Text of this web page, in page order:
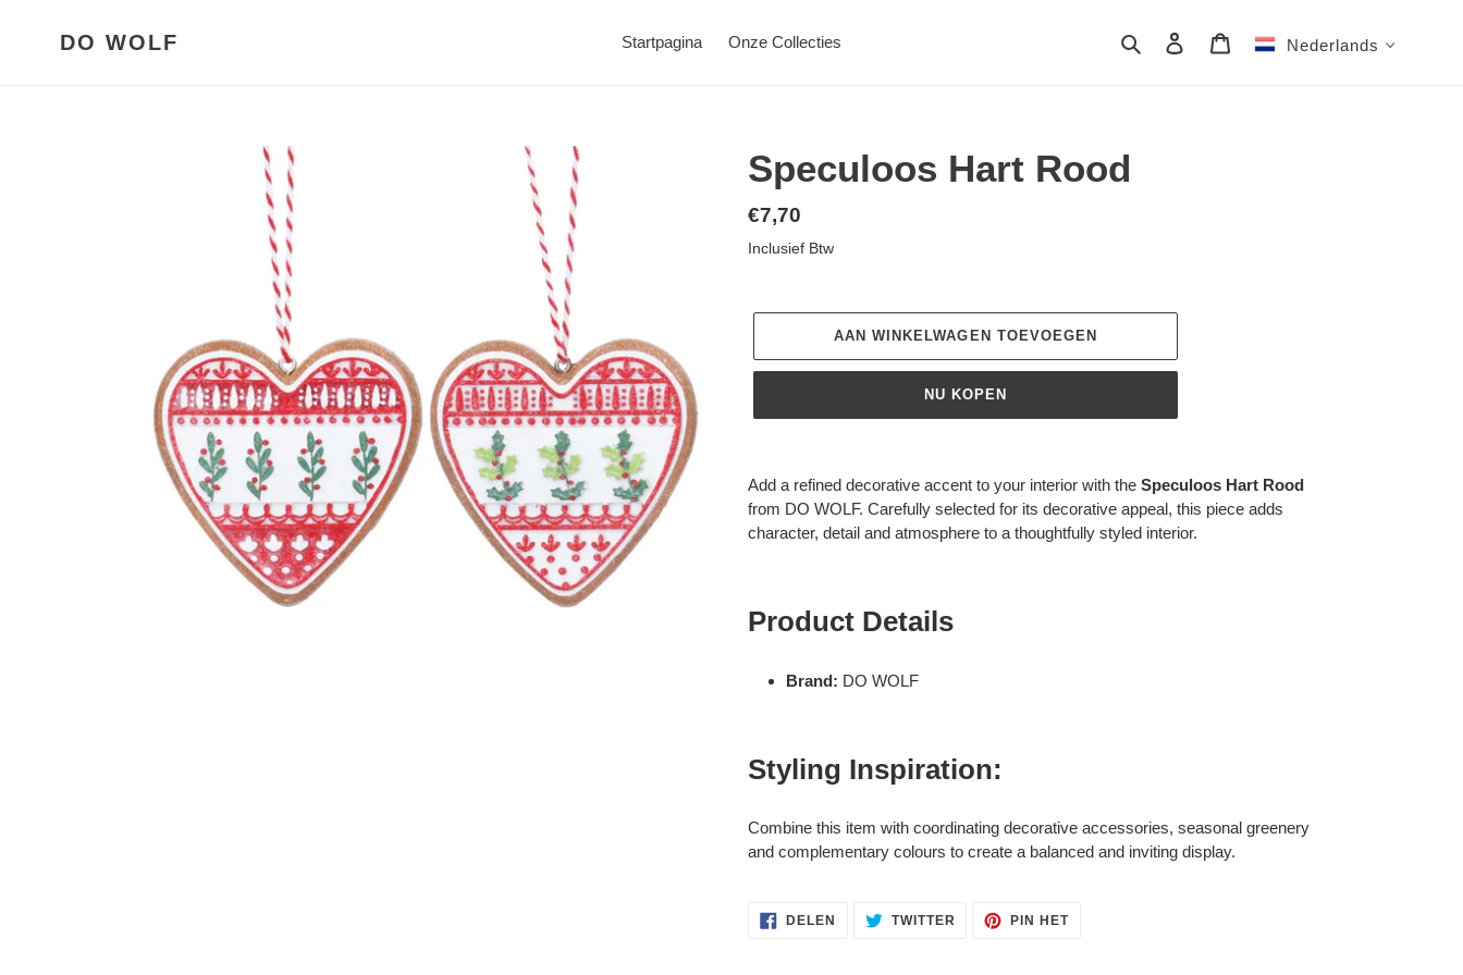
DO WOLF Startpagina Onze Collecties Zoeken AanmeldenWinkelwagenNederlands
Speculoos Hart Rood
Normale
prijs
€7,70
Inclusief Btw
AAN WINKELWAGEN TOEVOEGEN
NU KOPEN
toegevoegen
aan
je
winkelwagen
Add a refined decorative accent to your interior with the Speculoos Hart Rood
from DO WOLF. Carefully selected for its decorative appeal, this piece adds
character, detail and atmosphere to a thoughtfully styled interior.
Product Details
Brand: DO WOLF
Styling Inspiration:
Combine this item with coordinating decorative accessories, seasonal greenery
and complementary colours to create a balanced and inviting display.
DELEN
DELEN TWITTER TWITTERENPIN HETPINNEN